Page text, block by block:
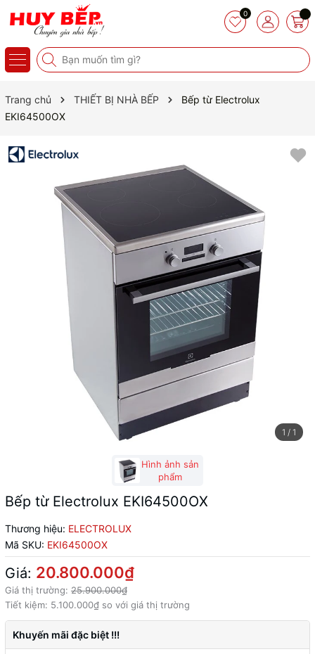
0
Trang chủ THIẾT BỊ NHÀ BẾP
Bếp từ Electrolux
EKI64500OX
1 / 1
Hình ảnh sản
phẩm
Bếp từ Electrolux EKI64500OX
Thương hiệu: ELECTROLUX
Mã SKU: EKI64500OX
Giá: 20.800.000₫
Giá thị trường: 25.900.000₫
Tiết kiệm: 5.100.000₫ so với giá thị trường
Khuyến mãi đặc biệt !!!